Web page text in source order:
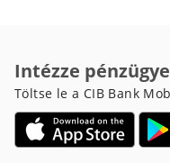
Intézze
Töltse le a CIB Bank